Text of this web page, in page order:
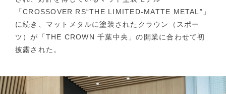
「CROSSOVER RS“THE LIMITED-MATTE METAL”」
に続き、マットメタルに塗装されたクラウン（スポー
ツ）が「THE CROWN 千葉中央」の開業に合わせて初
披露された。